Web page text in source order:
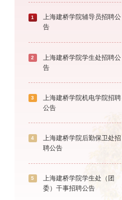
1
上海建桥学院辅导员招聘公
告
2
上海建桥学院学生处招聘公
告
3
上海建桥学院机电学院招聘
公告
4
上海建桥学院后勤保卫处招
聘公告
5
上海建桥学院学生处（团
委）干事招聘公告